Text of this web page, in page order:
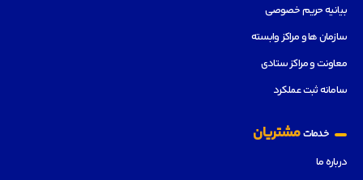
بیانیه حریم خصوصی
سازمان ها و مراکز وابسته
معاونت و مراکز ستادی
سامانه ثبت عملکرد
خدماتمشتریان
درباره ما